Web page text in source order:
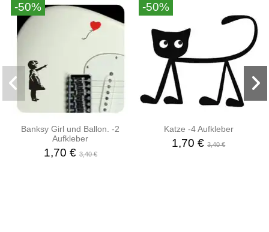
-50%
Banksy Girl und Ballon. -2
Aufkleber
1,70 € 3,40 €
-50%
Katze -4 Aufkleber
1,70 €3,40 €